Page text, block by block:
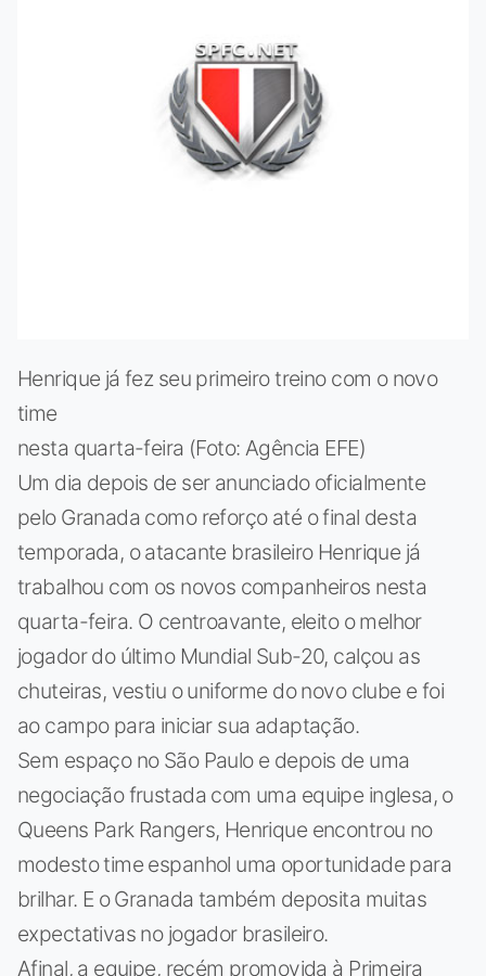
Henrique já fez seu primeiro treino com o novo
time
nesta quarta-feira (Foto: Agência EFE)
Um dia depois de ser anunciado oficialmente
pelo Granada como reforço até o final desta
temporada, o atacante brasileiro Henrique já
trabalhou com os novos companheiros nesta
quarta-feira. O centroavante, eleito o melhor
jogador do último Mundial Sub-20, calçou as
chuteiras, vestiu o uniforme do novo clube e foi
ao campo para iniciar sua adaptação.
Sem espaço no São Paulo e depois de uma
negociação frustada com uma equipe inglesa, o
Queens Park Rangers, Henrique encontrou no
modesto time espanhol uma oportunidade para
brilhar. E o Granada também deposita muitas
expectativas no jogador brasileiro.
Afinal, a equipe, recém promovida à Primeira